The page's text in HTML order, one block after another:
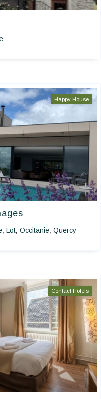
Happy House
, Lot, Occitanie, Quercy
Contact Hôtels